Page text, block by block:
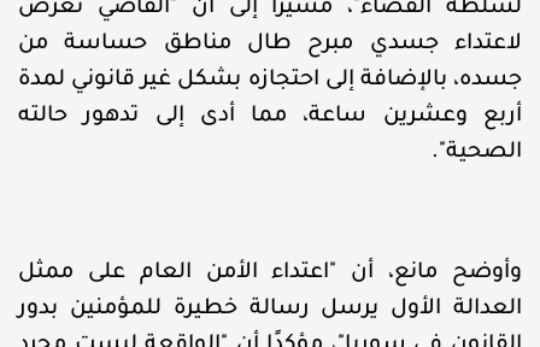
لسلطة القضاء"، مشيرًا إلى أن "القاضي تعرض
لاعتداء جسدي مبرح طال مناطق حساسة من
جسده، بالإضافة إلى احتجازه بشكل غير قانوني لمدة
أربع وعشرين ساعة، مما أدى إلى تدهور حالته
الصحية".
وأوضح مانع، أن "اعتداء الأمن العام على ممثل
العدالة الأول يرسل رسالة خطيرة للمؤمنين بدور